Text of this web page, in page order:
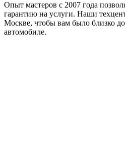
Опыт мастеров с 2007 года
гарантию на услуги. Наши
Москве, чтобы вам было близко
автомобиле.